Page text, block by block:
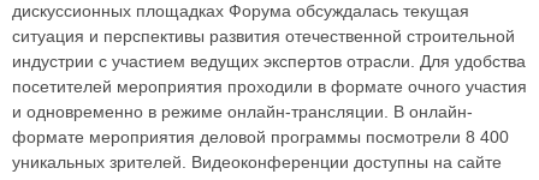
дискуссионных площадках Форума обсуждалась текущая
ситуация и перспективы развития отечественной строительной
индустрии с участием ведущих экспертов отрасли. Для удобства
посетителей мероприятия проходили в формате очного участия
и одновременно в режиме онлайн-трансляции. В онлайн-
формате мероприятия деловой программы посмотрели 8 400
уникальных зрителей. Видеоконференции доступны на сайте